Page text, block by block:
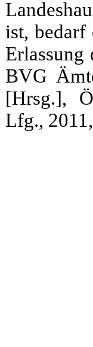
ist, bedarf
Erlassung
BVG
[Hrsg.],
Lfg.,